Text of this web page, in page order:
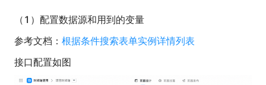
（1）配置数据源和用到的变量
参考文档： 根据条件搜索表单实例详情列表
接口配置如图